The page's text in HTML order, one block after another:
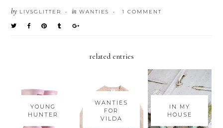
by LIVSGLITTER • in WANTIES • 1 COMMENT
related entries
YOUNG
HUNTER
WANTIES
FOR
VILDA
IN MY
HOUSE